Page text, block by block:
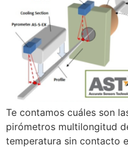
Te contamos cuáles son
pirómetros multilongitud
temperatura sin contacto